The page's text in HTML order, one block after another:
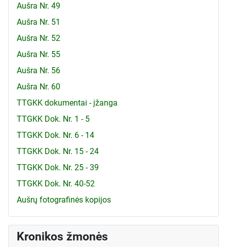
Aušra Nr. 49
Aušra Nr. 51
Aušra Nr. 52
Aušra Nr. 55
Aušra Nr. 56
Aušra Nr. 60
TTGKK dokumentai - įžanga
TTGKK Dok. Nr. 1 - 5
TTGKK Dok. Nr. 6 - 14
TTGKK Dok. Nr. 15 - 24
TTGKK Dok. Nr. 25 - 39
TTGKK Dok. Nr. 40-52
Aušrų fotografinės kopijos
Kronikos žmonės